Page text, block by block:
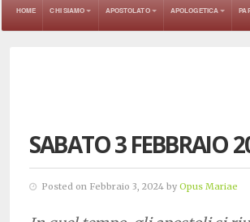
HOME CHI SIAMO APOSTOLATO APOLOGETICA
SABATO 3 FEBBRAIO
Posted on Febbraio 3, 2024 by Opus Mariae